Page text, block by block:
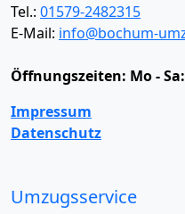
Tel.: 01579-2482315
E-Mail: info@bochum-
Öffnungszeiten: Mo -
Impressum
Datenschutz
Umzugsservice